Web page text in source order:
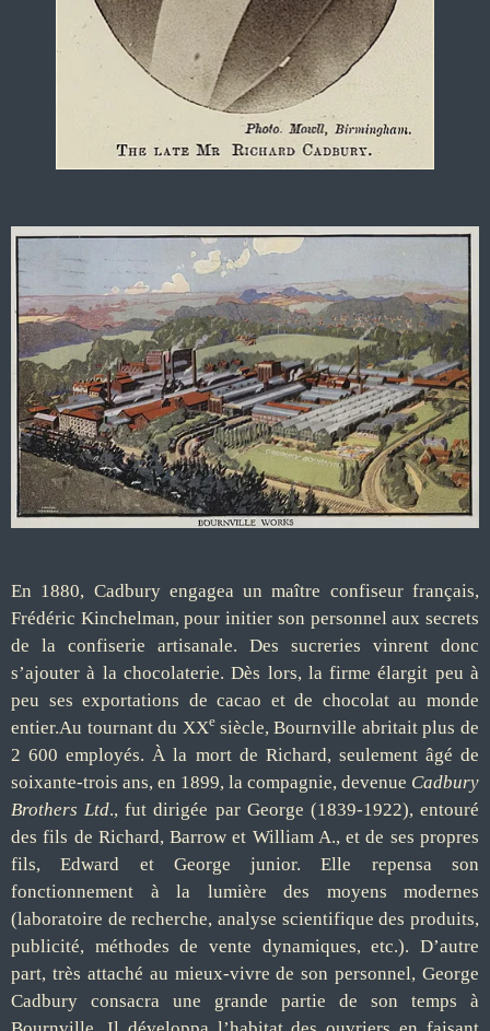
En 1880, Cadbury engagea un maître confiseur français,
Frédéric Kinchelman, pour initier son personnel aux secrets
de la confiserie artisanale. Des sucreries vinrent donc
s’ajouter à la chocolaterie. Dès lors, la firme élargit peu à
peu ses exportations de cacao et de chocolat au monde
entier.Au tournant du XXe siècle, Bournville abritait plus de
2 600 employés. À la mort de Richard, seulement âgé de
soixante-trois ans, en 1899, la compagnie, devenue Cadbury
Brothers Ltd., fut dirigée par George (1839-1922), entouré
des fils de Richard, Barrow et William A., et de ses propres
fils, Edward et George junior. Elle repensa son
fonctionnement à la lumière des moyens modernes
(laboratoire de recherche, analyse scientifique des produits,
publicité, méthodes de vente dynamiques, etc.). D’autre
part, très attaché au mieux-vivre de son personnel, George
Cadbury consacra une grande partie de son temps à